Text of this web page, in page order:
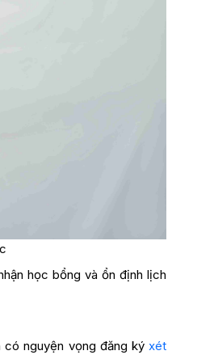
học bổng và ổn định lịch
có nguyện vọng đăng kýxét